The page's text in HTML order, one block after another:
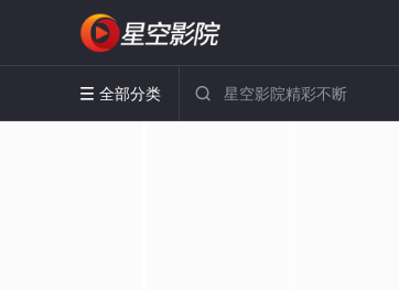
 全部分类 